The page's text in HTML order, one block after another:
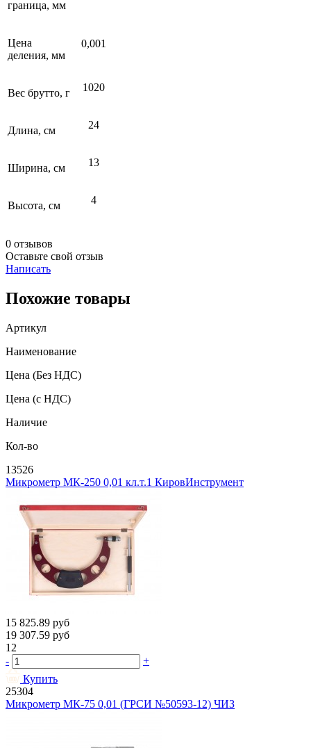
граница, мм
Цена
деления, мм
0,001
Вес брутто, г 1020
Длина, см 24
Ширина, см 13
Высота, см 4
0 отзывов
Оставьте свой отзыв
Написать
Похожие товары
Артикул
Наименование
Цена (Без НДС)
Цена (с НДС)
Наличие
Кол-во
13526
Микрометр МК-250 0,01 кл.т.1 КировИнструмент
15 825.89 руб
19 307.59 руб
12
-
+
Купить
25304
Микрометр МК-75 0,01 (ГРСИ №50593-12) ЧИЗ